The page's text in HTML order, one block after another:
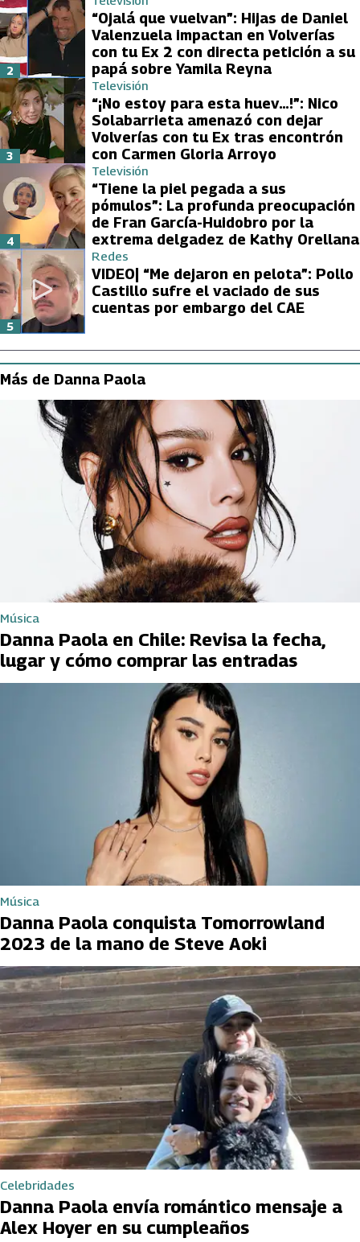
“Ojalá que vuelvan”: Hijas de Daniel
Valenzuela impactan en Volverías
con tu Ex 2 con directa petición a su
papá sobre Yamila Reyna
2
Televisión
“¡No estoy para esta huev…!”: Nico
Solabarrieta amenazó con dejar
Volverías con tu Ex tras encontrón
con Carmen Gloria Arroyo
3
Televisión
“Tiene la piel pegada a sus
pómulos”: La profunda preocupación
de Fran García-Huidobro por la
extrema delgadez de Kathy Orellana
4
Redes
VIDEO| “Me dejaron en pelota”: Pollo
Castillo sufre el vaciado de sus
cuentas por embargo del CAE
5
Más de Danna Paola
Música
Danna Paola en Chile: Revisa la fecha,
lugar y cómo comprar las entradas
Música
Danna Paola conquista Tomorrowland
2023 de la mano de Steve Aoki
Celebridades
Danna Paola envía romántico mensaje a
Alex Hoyer en su cumpleaños